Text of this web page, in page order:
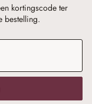
kortingscode ter
bestelling.